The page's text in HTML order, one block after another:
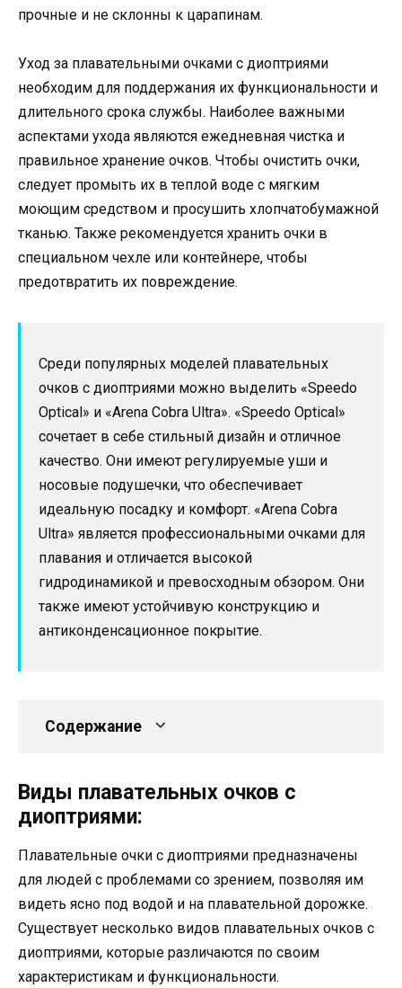
прочные и не склонны к царапинам.
Уход за плавательными очками с диоптриями
необходим для поддержания их функциональности и
длительного срока службы. Наиболее важными
аспектами ухода являются ежедневная чистка и
правильное хранение очков. Чтобы очистить очки,
следует промыть их в теплой воде с мягким
моющим средством и просушить хлопчатобумажной
тканью. Также рекомендуется хранить очки в
специальном чехле или контейнере, чтобы
предотвратить их повреждение.
Среди популярных моделей плавательных
очков с диоптриями можно выделить «Speedo
Optical» и «Arena Cobra Ultra». «Speedo Optical»
сочетает в себе стильный дизайн и отличное
качество. Они имеют регулируемые уши и
носовые подушечки, что обеспечивает
идеальную посадку и комфорт. «Arena Cobra
Ultra» является профессиональными очками для
плавания и отличается высокой
гидродинамикой и превосходным обзором. Они
также имеют устойчивую конструкцию и
антиконденсационное покрытие.
Содержание
Виды плавательных очков с
диоптриями:
Плавательные очки с диоптриями предназначены
для людей с проблемами со зрением, позволяя им
видеть ясно под водой и на плавательной дорожке.
Существует несколько видов плавательных очков с
диоптриями, которые различаются по своим
характеристикам и функциональности.